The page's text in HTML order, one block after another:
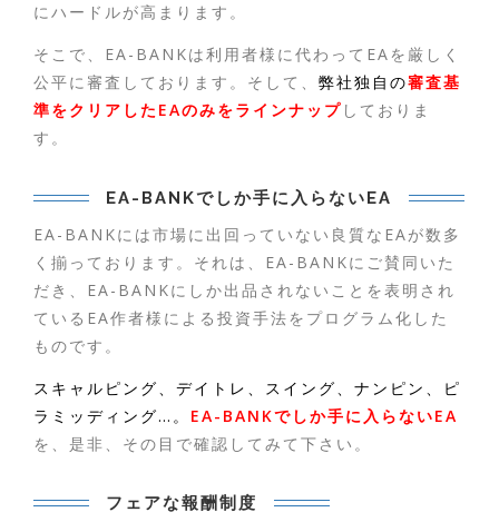
にハードルが高まります。
そこで、EA-BANKは利用者様に代わってEAを厳しく
公平に審査しております。そして、 弊社独自の審査基
準をクリアしたEAのみをラインナップ しておりま
す。
EA-BANKでしか手に入らないEA
EA-BANKには市場に出回っていない良質なEAが数多
く揃っております。それは、EA-BANKにご賛同いた
だき、EA-BANKにしか出品されないことを表明され
ているEA作者様による投資手法をプログラム化した
ものです。
スキャルピング、デイトレ、スイング、ナンピン、ピ
ラミッディング…。 EA-BANKでしか手に入らないEA
を、是非、その目で確認してみて下さい。
フェアな報酬制度